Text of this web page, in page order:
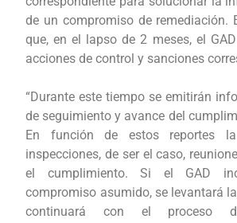
de un compromiso de remediación.
que, en el lapso de 2 meses, el
acciones de control y sanciones
“Durante este tiempo se emitirán
de seguimiento y avance del
En función de estos reportes
inspecciones, de ser el caso,
el cumplimiento. Si el GAD
compromiso asumido, se levantará
continuará con el proceso